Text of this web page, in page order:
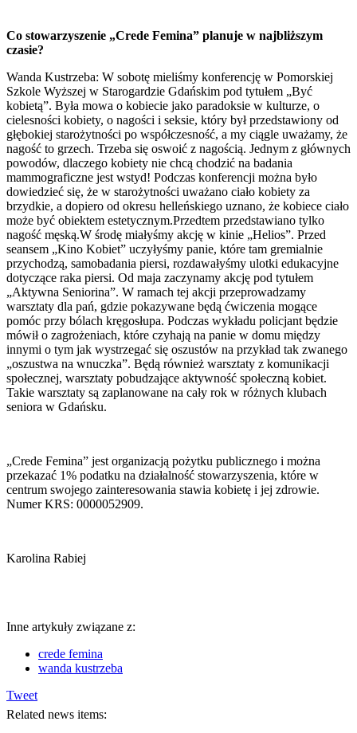
Co stowarzyszenie „Crede Femina” planuje w najbliższym
czasie?
Wanda Kustrzeba: W sobotę mieliśmy konferencję w Pomorskiej
Szkole Wyższej w Starogardzie Gdańskim pod tytułem „Być
kobietą”. Była mowa o kobiecie jako paradoksie w kulturze, o
cielesności kobiety, o nagości i seksie, który był przedstawiony od
głębokiej starożytności po współczesność, a my ciągle uważamy, że
nagość to grzech. Trzeba się oswoić z nagością. Jednym z głównych
powodów, dlaczego kobiety nie chcą chodzić na badania
mammograficzne jest wstyd! Podczas konferencji można było
dowiedzieć się, że w starożytności uważano ciało kobiety za
brzydkie, a dopiero od okresu helleńskiego uznano, że kobiece ciało
może być obiektem estetycznym.Przedtem przedstawiano tylko
nagość męską.W środę miałyśmy akcję w kinie „Helios”. Przed
seansem „Kino Kobiet” uczyłyśmy panie, które tam gremialnie
przychodzą, samobadania piersi, rozdawałyśmy ulotki edukacyjne
dotyczące raka piersi. Od maja zaczynamy akcję pod tytułem
„Aktywna Seniorina”. W ramach tej akcji przeprowadzamy
warsztaty dla pań, gdzie pokazywane będą ćwiczenia mogące
pomóc przy bólach kręgosłupa. Podczas wykładu policjant będzie
mówił o zagrożeniach, które czyhają na panie w domu między
innymi o tym jak wystrzegać się oszustów na przykład tak zwanego
„oszustwa na wnuczka”. Będą również warsztaty z komunikacji
społecznej, warsztaty pobudzające aktywność społeczną kobiet.
Takie warsztaty są zaplanowane na cały rok w różnych klubach
seniora w Gdańsku.
„Crede Femina” jest organizacją pożytku publicznego i można
przekazać 1% podatku na działalność stowarzyszenia, które w
centrum swojego zainteresowania stawia kobietę i jej zdrowie.
Numer KRS: 0000052909.
Karolina Rabiej
Inne artykuły związane z:
crede femina
wanda kustrzeba
Tweet
Related news items: